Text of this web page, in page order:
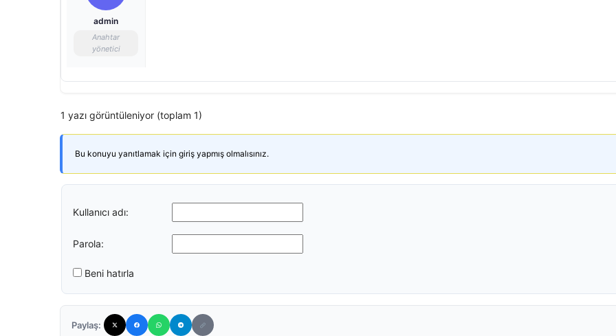
admin
Anahtar
yönetici
1 yazı görüntüleniyor (toplam 1)
Bu konuyu yanıtlamak için giriş yapmış olmalısınız.
Kullanıcı adı:
Parola:
Beni hatırla
Paylaş: